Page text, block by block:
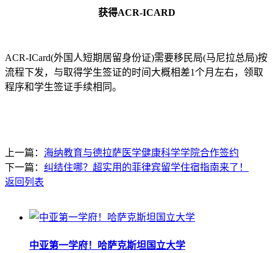
获得ACR-ICARD
ACR-ICard(外国人短期居留身份证)需要移民局(马尼拉总局)按
流程下发，与取得学生签证的时间大概相差1个月左右，领取
程序和学生签证手续相同。
上一篇： 海纳教育与德拉萨医学健康科学学院合作签约
下一篇： 纠结住哪？超实用的菲律宾留学住宿指南来了！
返回列表
中亚第一学府！哈萨克斯坦国立大学